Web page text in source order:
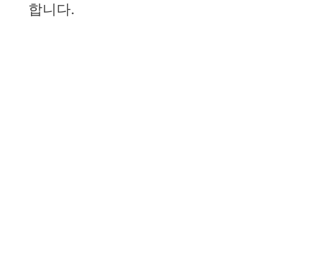
합니다.